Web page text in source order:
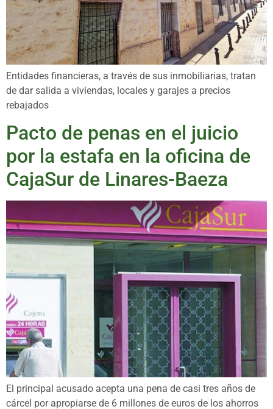
Entidades financieras, a través de sus inmobiliarias, tratan
de dar salida a viviendas, locales y garajes a precios
rebajados
Pacto de penas en el juicio
por la estafa en la oficina de
CajaSur de Linares-Baeza
El principal acusado acepta una pena de casi tres años de
cárcel por apropiarse de 6 millones de euros de los ahorros